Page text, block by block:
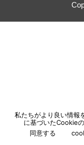
私たちがより良い情報
に基づいたCookie
同意する